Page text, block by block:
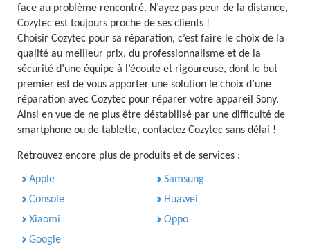
face au problème rencontré. N’ayez pas peur de la distance,
Cozytec est toujours proche de ses clients !
Choisir Cozytec pour sa réparation, c’est faire le choix de la
qualité au meilleur prix, du professionnalisme et de la
sécurité d’une équipe à l’écoute et rigoureuse, dont le but
premier est de vous apporter une solution le choix d’une
réparation avec Cozytec pour réparer votre appareil Sony.
Ainsi en vue de ne plus être déstabilisé par une difficulté de
smartphone ou de tablette, contactez Cozytec sans délai !
Retrouvez encore plus de produits et de services :
Apple
Samsung
Console
Huawei
Xiaomi
Oppo
Google